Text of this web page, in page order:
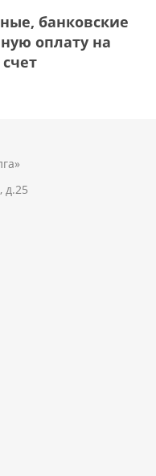
банковские
оплату на
д.25